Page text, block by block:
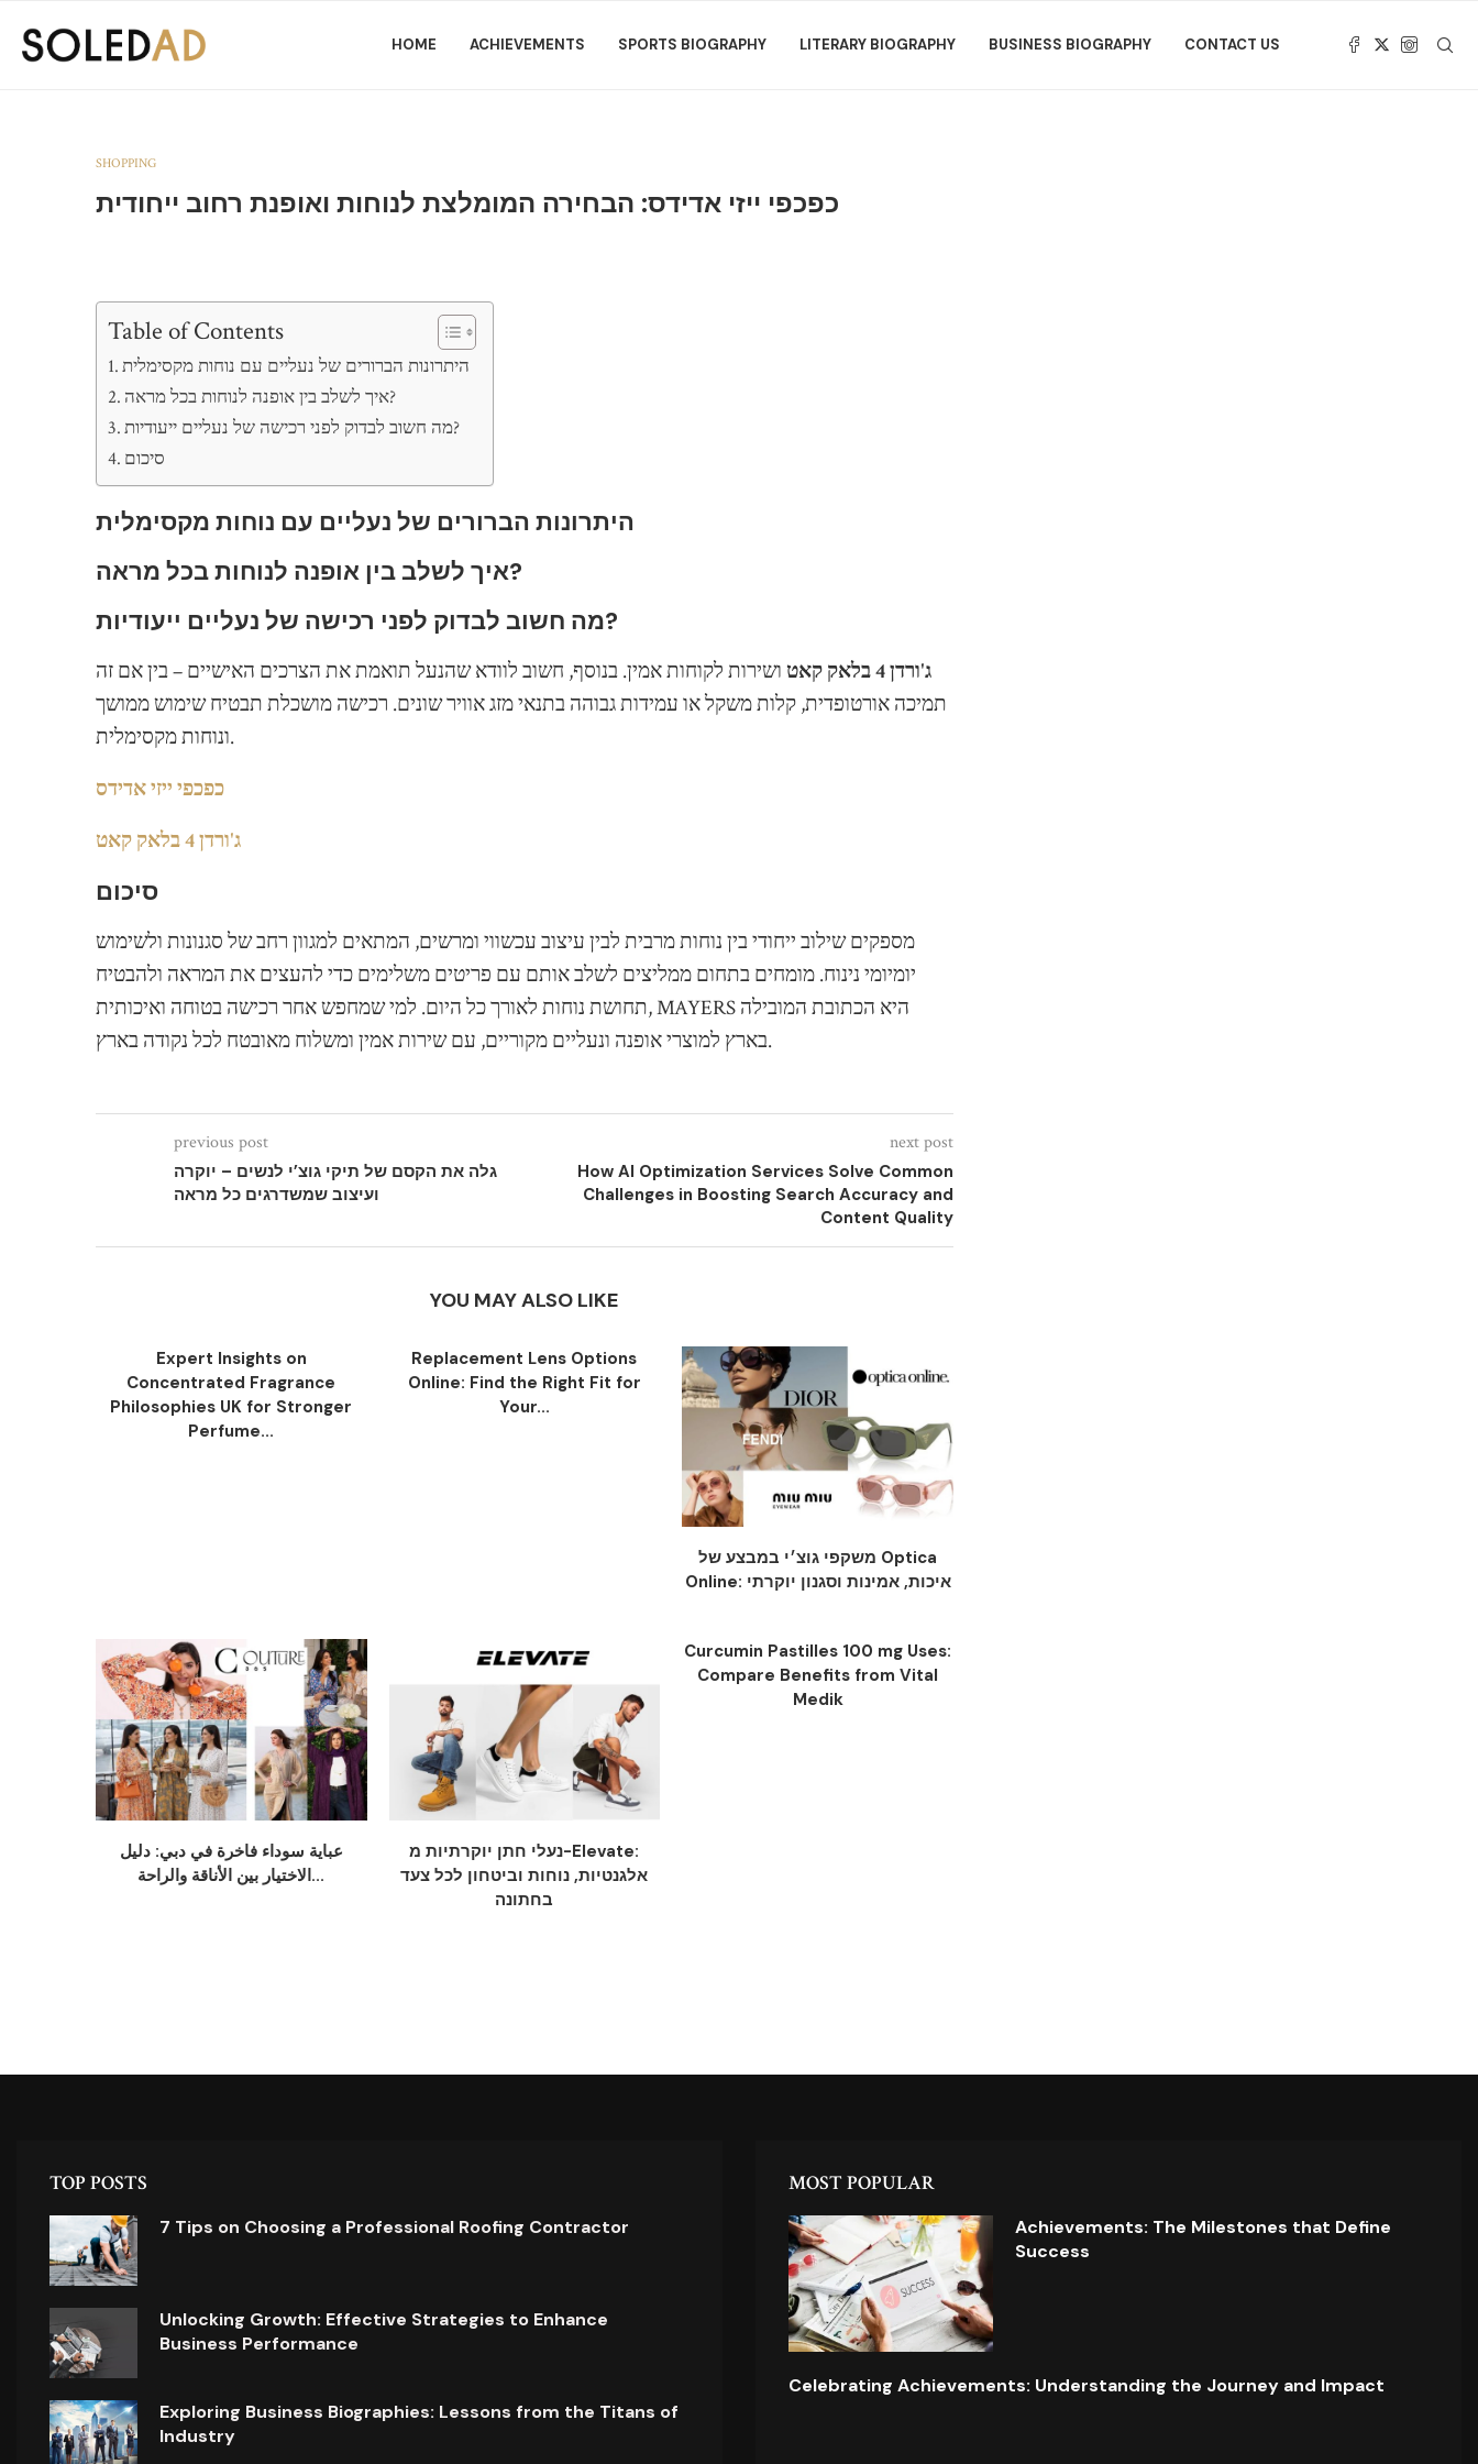
HOME ACHIEVEMENTS SPORTS BIOGRAPHY LITERARY BIOGRAPHY BUSINESS BIOGRAPHY CONTACT US
SHOPPING
כפכפי ייזי אדידס: הבחירה המומלצת לנוחות ואופנת רחוב ייחודית
Table of Contents
היתרונות הברורים של נעליים עם נוחות מקסימלית
איך לשלב בין אופנה לנוחות בכל מראה?
מה חשוב לבדוק לפני רכישה של נעליים ייעודיות?
סיכום
היתרונות הברורים של נעליים עם נוחות מקסימלית
איך לשלב בין אופנה לנוחות בכל מראה?
מה חשוב לבדוק לפני רכישה של נעליים ייעודיות?
ג'ורדן 4 בלאק קאט
ושירות לקוחות אמין. בנוסף, חשוב לוודא שהנעל תואמת את הצרכים האישיים – בין אם זה
תמיכה אורטופדית, קלות משקל או עמידות גבוהה בתנאי מזג אוויר שונים. רכישה מושכלת תבטיח שימוש ממושך
ונוחות מקסימלית.
כפכפי ייזי אדידס
ג'ורדן 4 בלאק קאט
סיכום
מספקים שילוב ייחודי בין נוחות מרבית לבין עיצוב עכשווי ומרשים, המתאים למגוון רחב של סגנונות ולשימוש
יומיומי נינוח. מומחים בתחום ממליצים לשלב אותם עם פריטים משלימים כדי להעצים את המראה ולהבטיח
תחושת נוחות לאורך כל היום. למי שמחפש אחר רכישה בטוחה ואיכותית, MAYERS היא הכתובת המובילה
בארץ למוצרי אופנה ונעליים מקוריים, עם שירות אמין ומשלוח מאובטח לכל נקודה בארץ.
previous post
גלה את הקסם של תיקי גוצ’י לנשים – יוקרה
ועיצוב שמשדרגים כל מראה
next post
How AI Optimization Services Solve Common
Challenges in Boosting Search Accuracy and
Content Quality
YOU MAY ALSO LIKE
Expert Insights on
Concentrated Fragrance
Philosophies UK for Stronger
Perfume...
Replacement Lens Options
Online: Find the Right Fit for
Your...
משקפי גוצ׳י במבצע של Optica
Online: איכות, אמינות וסגנון יוקרתי
عباية سوداء فاخرة في دبي: دليل
الاختيار بين الأناقة والراحة...
נעלי חתן יוקרתיות מ-Elevate:
אלגנטיות, נוחות וביטחון לכל צעד
בחתונה
Curcumin Pastilles 100 mg Uses:
Compare Benefits from Vital
Medik
TOP POSTS
7 Tips on Choosing a Professional Roofing Contractor
Unlocking Growth: Effective Strategies to Enhance
Business Performance
Exploring Business Biographies: Lessons from the Titans of
Industry
MOST POPULAR
Achievements: The Milestones that Define
Success
Celebrating Achievements: Understanding the Journey and Impact